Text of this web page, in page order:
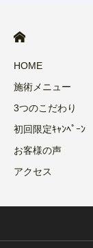
HOME
施術メニュー
3つのこだわり
初回限定ｷｬﾝﾍﾟｰﾝ
お客様の声
アクセス